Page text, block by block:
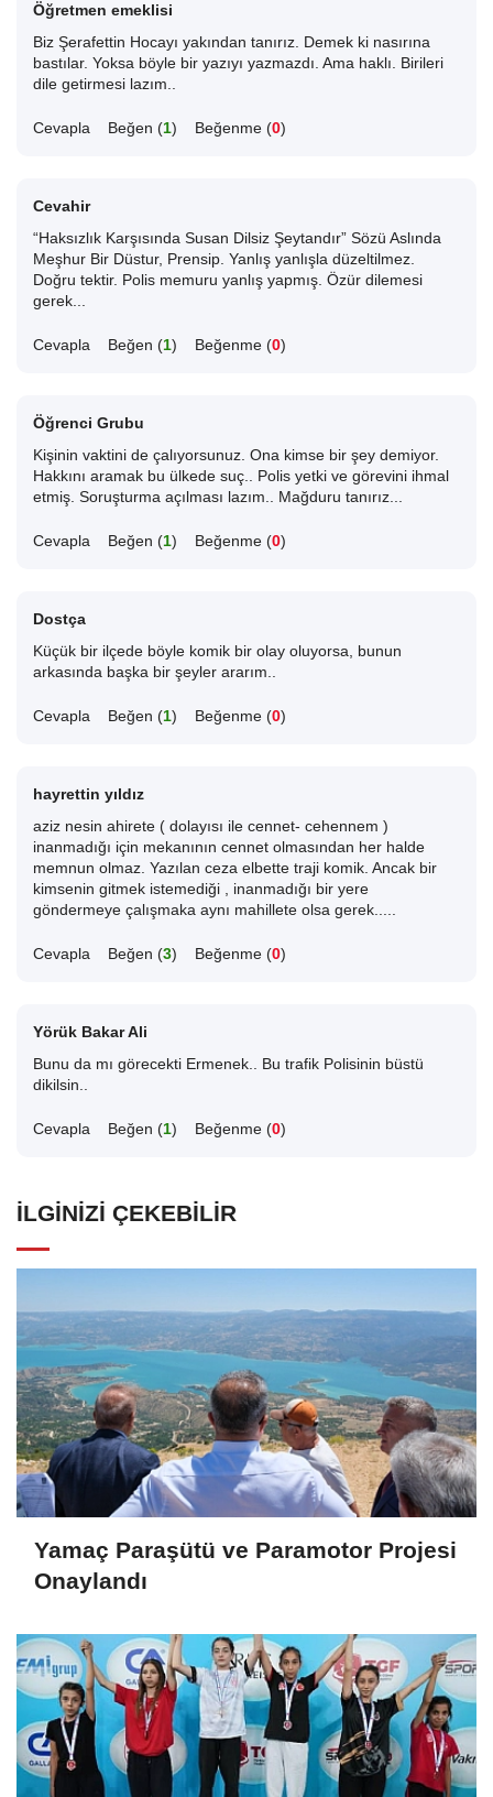
Öğretmen emeklisi
Biz Şerafettin Hocayı yakından tanırız. Demek ki nasırına
bastılar. Yoksa böyle bir yazıyı yazmazdı. Ama haklı. Birileri
dile getirmesi lazım..
Cevapla Beğen (1) Beğenme (0)
Cevahir
“Haksızlık Karşısında Susan Dilsiz Şeytandır” Sözü Aslında
Meşhur Bir Düstur, Prensip. Yanlış yanlışla düzeltilmez.
Doğru tektir. Polis memuru yanlış yapmış. Özür dilemesi
gerek...
Cevapla Beğen (1) Beğenme (0)
Öğrenci Grubu
Kişinin vaktini de çalıyorsunuz. Ona kimse bir şey demiyor.
Hakkını aramak bu ülkede suç.. Polis yetki ve görevini ihmal
etmiş. Soruşturma açılması lazım.. Mağduru tanırız...
Cevapla Beğen (1) Beğenme (0)
Dostça
Küçük bir ilçede böyle komik bir olay oluyorsa, bunun
arkasında başka bir şeyler ararım..
Cevapla Beğen (1) Beğenme (0)
hayrettin yıldız
aziz nesin ahirete ( dolayısı ile cennet- cehennem )
inanmadığı için mekanının cennet olmasından her halde
memnun olmaz. Yazılan ceza elbette traji komik. Ancak bir
kimsenin gitmek istemediği , inanmadığı bir yere
göndermeye çalışmaka aynı mahillete olsa gerek.....
Cevapla Beğen (3) Beğenme (0)
Yörük Bakar Ali
Bunu da mı görecekti Ermenek.. Bu trafik Polisinin büstü
dikilsin..
Cevapla Beğen (1) Beğenme (0)
İLGINIZI ÇEKEBILIR
Yamaç Paraşütü ve Paramotor Projesi
Onaylandı